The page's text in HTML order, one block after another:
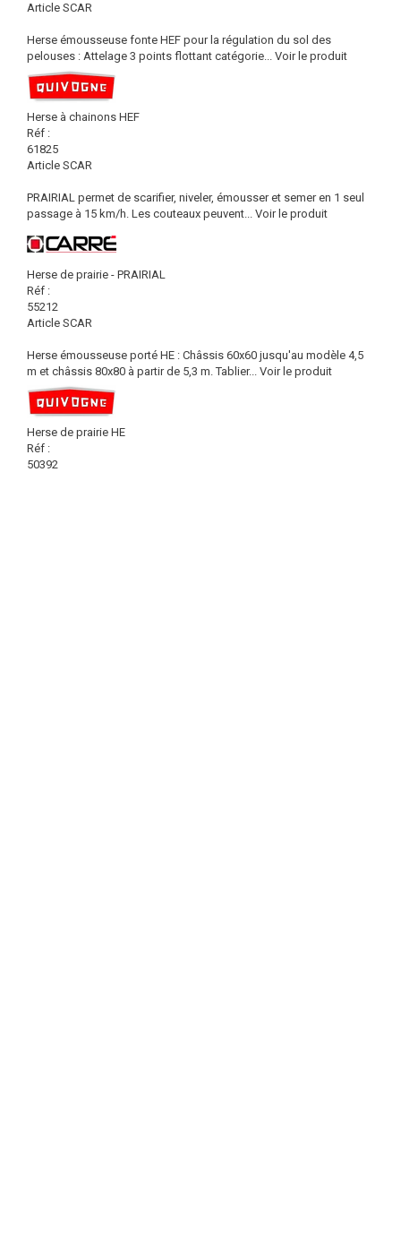
Article SCAR
Herse émousseuse fonte HEF pour la régulation du sol des
pelouses : Attelage 3 points flottant catégorie... Voir le produit
Herse à chainons HEF
Réf :
61825
Article SCAR
PRAIRIAL permet de scarifier, niveler, émousser et semer en 1 seul
passage à 15 km/h. Les couteaux peuvent... Voir le produit
Herse de prairie - PRAIRIAL
Réf :
55212
Article SCAR
Herse émousseuse porté HE : Châssis 60x60 jusqu'au modèle 4,5
m et châssis 80x80 à partir de 5,3 m. Tablier... Voir le produit
Herse de prairie HE
Réf :
50392